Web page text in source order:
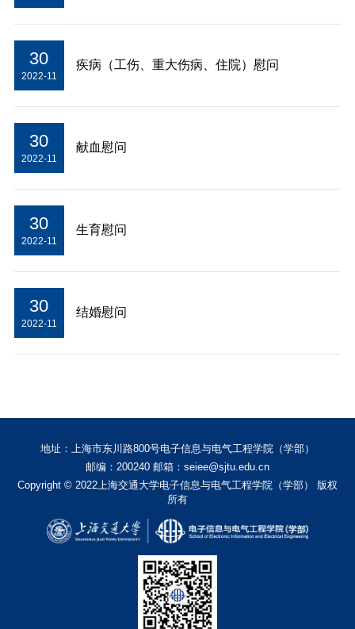
30
2022-11
疾病（工伤、重大伤病、住院）慰问
30
2022-11
献血慰问
30
2022-11
生育慰问
30
2022-11
结婚慰问
地址：上海市东川路800号电子信息与电气工程学院（学部）
邮编：200240 邮箱：seiee@sjtu.edu.cn
Copyright © 2022上海交通大学电子信息与电气工程学院（学部） 版权
所有